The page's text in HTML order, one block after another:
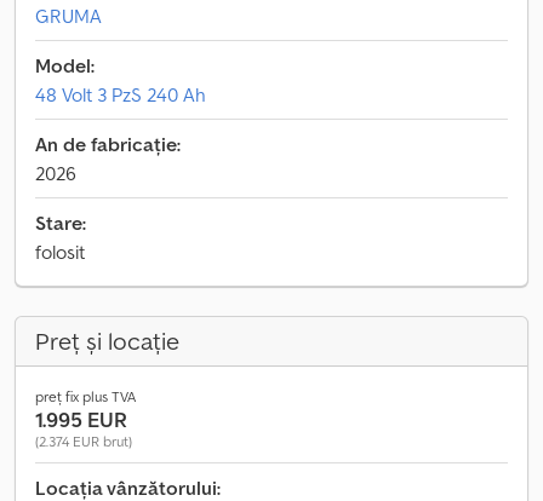
GRUMA
Model:
48 Volt 3 PzS 240 Ah
An de fabricație:
2026
Stare:
folosit
Preț și locație
preț fix plus TVA
1.995 EUR
(2.374 EUR brut)
Locația vânzătorului: